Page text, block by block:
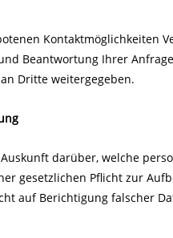
Kontaktmöglichkeiten
Beantwortung Ihrer
Dritte weitergegeben.
darüber, welche
gesetzlichen Pflicht zur
auf Berichtigung falscher